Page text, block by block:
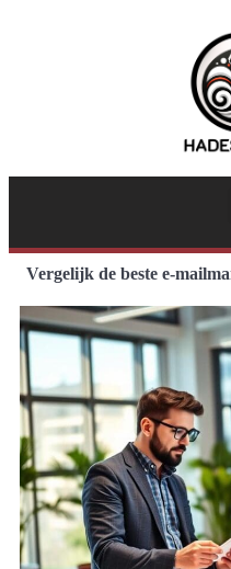
Vergelijk de beste e-